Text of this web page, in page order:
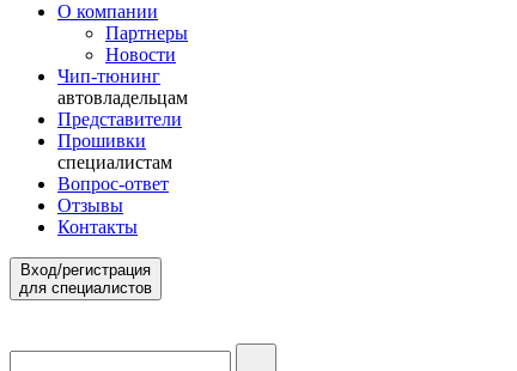
О компании
Партнеры
Новости
Чип-тюнинг
автовладельцам
Представители
Прошивки
специалистам
Вопрос-ответ
Отзывы
Контакты
Вход/регистрация
для специалистов